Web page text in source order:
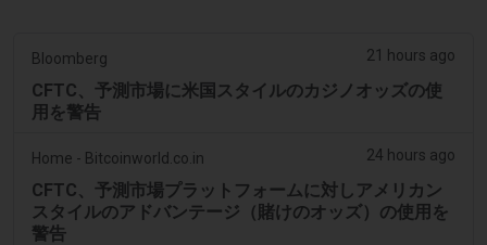
Bloomberg 21 hours ago
CFTC、予測市場に米国スタイルのカジノオッズの使
用を警告
Home - Bitcoinworld.co.in 24 hours ago
CFTC、予測市場プラットフォームに対しアメリカン
スタイルのアドバンテージ（賭けのオッズ）の使用を
警告